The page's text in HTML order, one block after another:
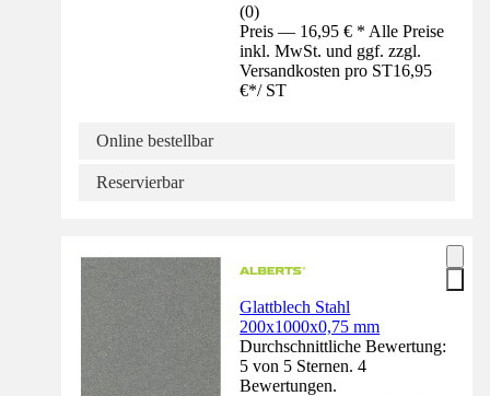
(0)
Preis — 16,95 € * Alle Preise
inkl. MwSt. und ggf. zzgl.
Versandkosten pro ST16,95
€*/ ST
Online bestellbar
Reservierbar
Glattblech Stahl
200x1000x0,75 mm
Durchschnittliche Bewertung:
5 von 5 Sternen. 4
Bewertungen.